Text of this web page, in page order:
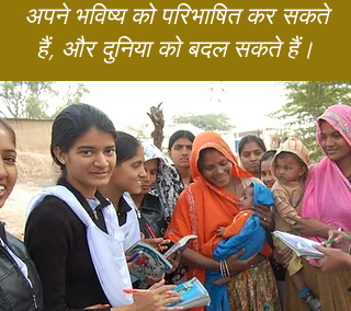
अपने भविष्य को परिभाषित कर सकते
हैं, और दुनिया को बदल सकते हैं।